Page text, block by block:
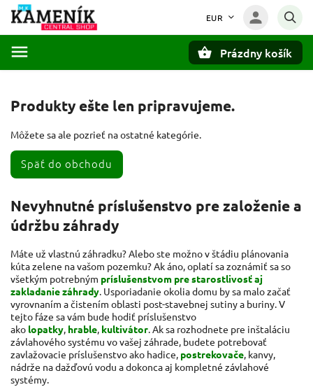
EUR
Prázdny košík
Produkty ešte len pripravujeme.
Môžete sa ale pozrieť na ostatné kategórie.
Späť do obchodu
Nevyhnutné príslušenstvo pre založenie a
údržbu záhrady
Máte už vlastnú záhradku? Alebo ste možno v štádiu plánovania
kúta zelene na vašom pozemku? Ak áno, oplatí sa zoznámiť sa so
všetkým potrebným príslušenstvom pre starostlivosť aj
zakladanie záhrady. Usporiadanie okolia domu by sa malo začať
vyrovnaním a čistením oblasti post-stavebnej sutiny a buriny. V
tejto fáze sa vám bude hodiť príslušenstvo
ako lopatky, hrable, kultivátor. Ak sa rozhodnete pre inštaláciu
závlahového systému vo vašej záhrade, budete potrebovať
zavlažovacie príslušenstvo ako hadice, postrekovače, kanvy,
nádrže na dažďovú vodu a dokonca aj kompletné závlahové
systémy.